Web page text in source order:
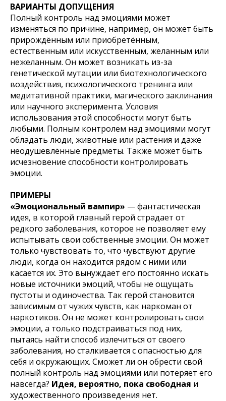
ВАРИАНТЫ ДОПУЩЕНИЯ
Полный контроль над эмоциями может
изменяться по причине, например, он может быть
прирождённым или приобретённым,
естественным или искусственным, желанным или
нежеланным. Он может возникать из-за
генетической мутации или биотехнологического
воздействия, психологического тренинга или
медитативной практики, магического заклинания
или научного эксперимента. Условия
использования этой способности могут быть
любыми. Полным контролем над эмоциями могут
обладать люди, животные или растения и даже
неодушевлённые предметы. Также может быть
исчезновение способности контролировать
эмоции.
ПРИМЕРЫ
«Эмоциональный вампир» — фантастическая
идея, в которой главный герой страдает от
редкого заболевания, которое не позволяет ему
испытывать свои собственные эмоции. Он может
только чувствовать то, что чувствуют другие
люди, когда он находится рядом с ними или
касается их. Это вынуждает его постоянно искать
новые источники эмоций, чтобы не ощущать
пустоты и одиночества. Так герой становится
зависимым от чужих чувств, как наркоман от
наркотиков. Он не может контролировать свои
эмоции, а только подстраиваться под них,
пытаясь найти способ излечиться от своего
заболевания, но сталкивается с опасностью для
себя и окружающих. Сможет ли он обрести свой
полный контроль над эмоциями или потеряет его
навсегда? Идея, вероятно, пока свободная и
художественного произведения нет.